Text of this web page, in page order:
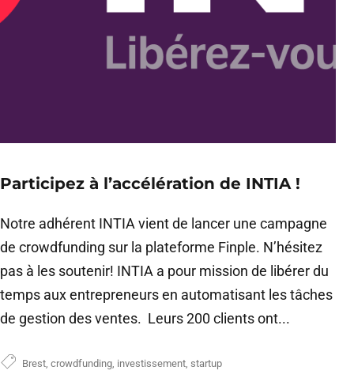
Participez à l’accélération de INTIA !
Notre adhérent INTIA vient de lancer une campagne
de crowdfunding sur la plateforme Finple. N’hésitez
pas à les soutenir! INTIA a pour mission de libérer du
temps aux entrepreneurs en automatisant les tâches
de gestion des ventes. Leurs 200 clients ont...
Brest crowdfunding investissement startup